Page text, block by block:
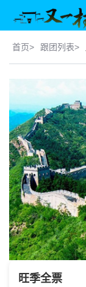
首页> 跟团列表>
旺季全票